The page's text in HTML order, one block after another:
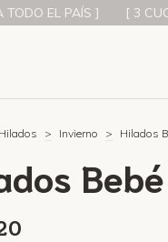
] [ 3 CUOTAS S/
Hilados > Invierno > Hilados